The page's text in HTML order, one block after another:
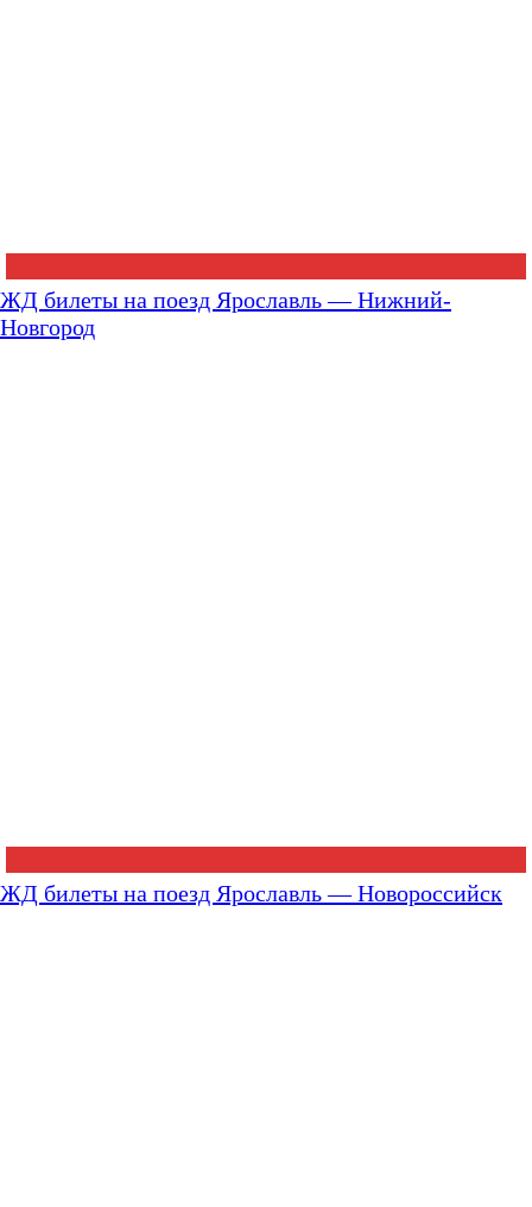
ЖД билеты на поезд Ярославль — Нижний-
Новгород
ЖД билеты на поезд Ярославль — Новороссийск